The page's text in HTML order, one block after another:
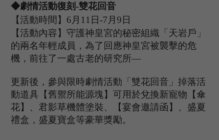
◆劇情活動復刻-雙花回音
【活動時間】 6 月 11 日-7 月9日
【活動內容】守護神皇宮的秘密組織「天岩戶」
的兩名年輕成員，為了回應神皇宮被襲擊的危
機，前往了一處古老的研究所—
更新後，參與限時劇情活動「雙花回音」掉落活
動道具【舊禦所能源塊】可用於兌換新寵物【傘
花】、君影草機體塗裝、【宴會邀請函】、盛夏
禮盒，盛夏寶盒等豪華獎勵。